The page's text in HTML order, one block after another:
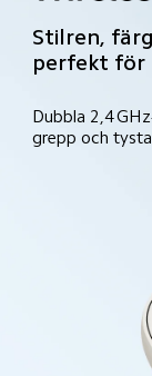
Stilren,
perfekt för
Dubbla 2,4
grepp och tysta